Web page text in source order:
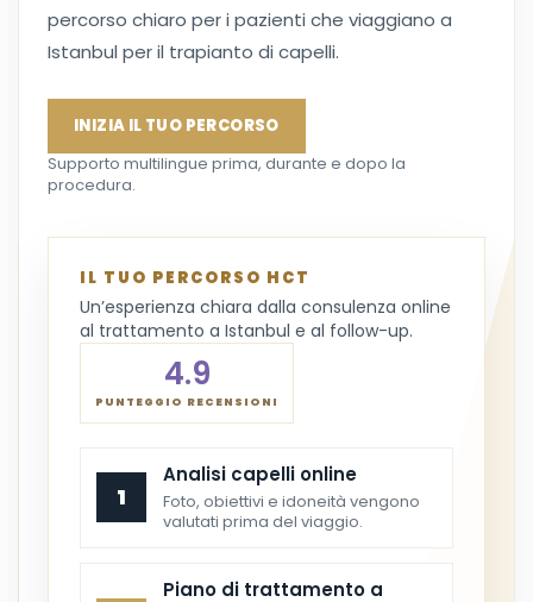
percorso chiaro per i pazienti che viaggiano a
Istanbul per il trapianto di capelli.
INIZIA IL TUO PERCORSO
Supporto multilingue prima, durante e dopo la
procedura.
IL TUO PERCORSO HCT
Un’esperienza chiara dalla consulenza online
al trattamento a Istanbul e al follow-up.
4.9
PUNTEGGIO RECENSIONI
1
Analisi capelli online
Foto, obiettivi e idoneità vengono
valutati prima del viaggio.
Piano di trattamento a